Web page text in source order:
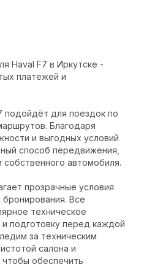
Haval F7 в Иркутске -
платежей и
подойдёт для поездок по
Благодаря
и выгодных условий
способ передвижения,
автомобиля.
прозрачные условия
Все
техническое
подготовку перед каждой
за техническим
салона и
обеспечить